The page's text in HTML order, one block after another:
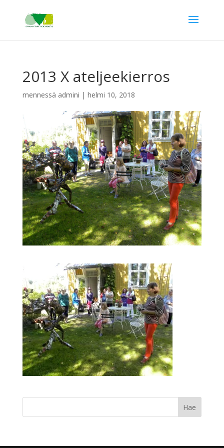
2013 X ateljeekierros
mennessä admini | helmi 10, 2018